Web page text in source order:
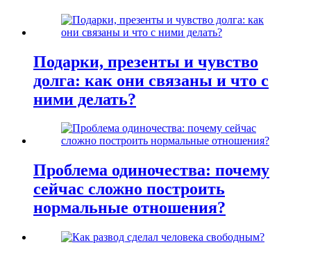
Подарки, презенты и чувство
долга: как они связаны и что с
ними делать?
Проблема одиночества: почему
сейчас сложно построить
нормальные отношения?